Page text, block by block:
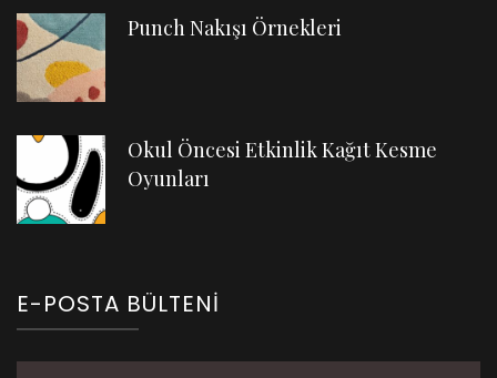
Punch Nakışı Örnekleri
Okul Öncesi Etkinlik Kağıt Kesme
Oyunları
E-POSTA BÜLTENI